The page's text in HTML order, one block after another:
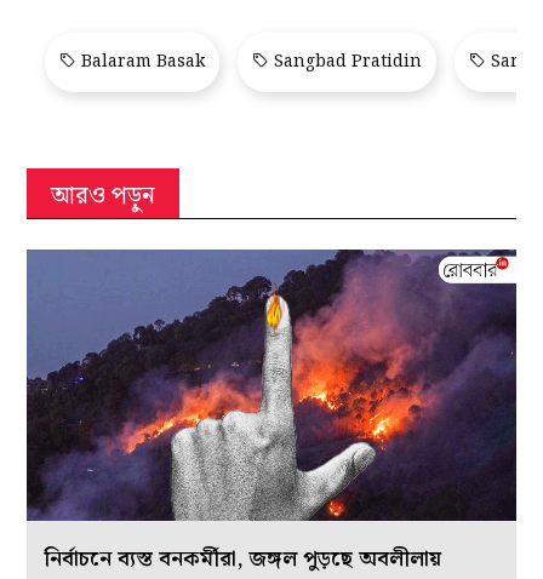
Balaram Basak Sangbad Pratidin
আরও পড়ুন
নির্বাচনে ব্যস্ত বনকর্মীরা, জঙ্গল পুড়ছে অবলীলায়